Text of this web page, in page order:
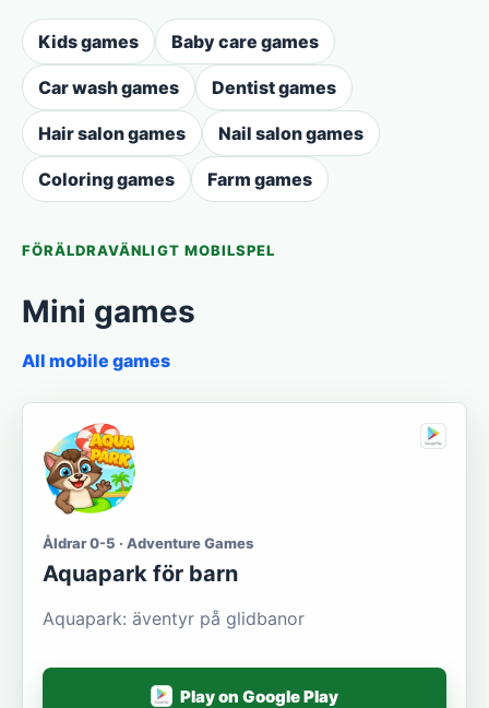
Kids games Baby care games
Car wash games Dentist games
Hair salon games Nail salon games
Coloring games Farm games
FÖRÄLDRAVÄNLIGT MOBILSPEL
Mini games
All mobile games
Åldrar 0-5 · Adventure Games
Aquapark för barn
Aquapark: äventyr på glidbanor
Play on Google Play